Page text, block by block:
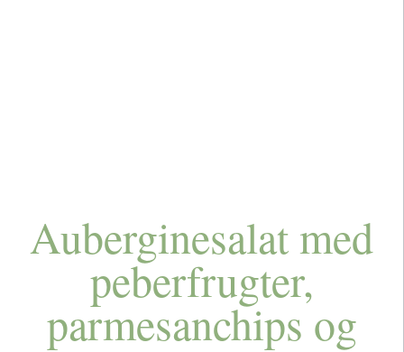
Auberginesalat med
peberfrugter,
parmesanchips og